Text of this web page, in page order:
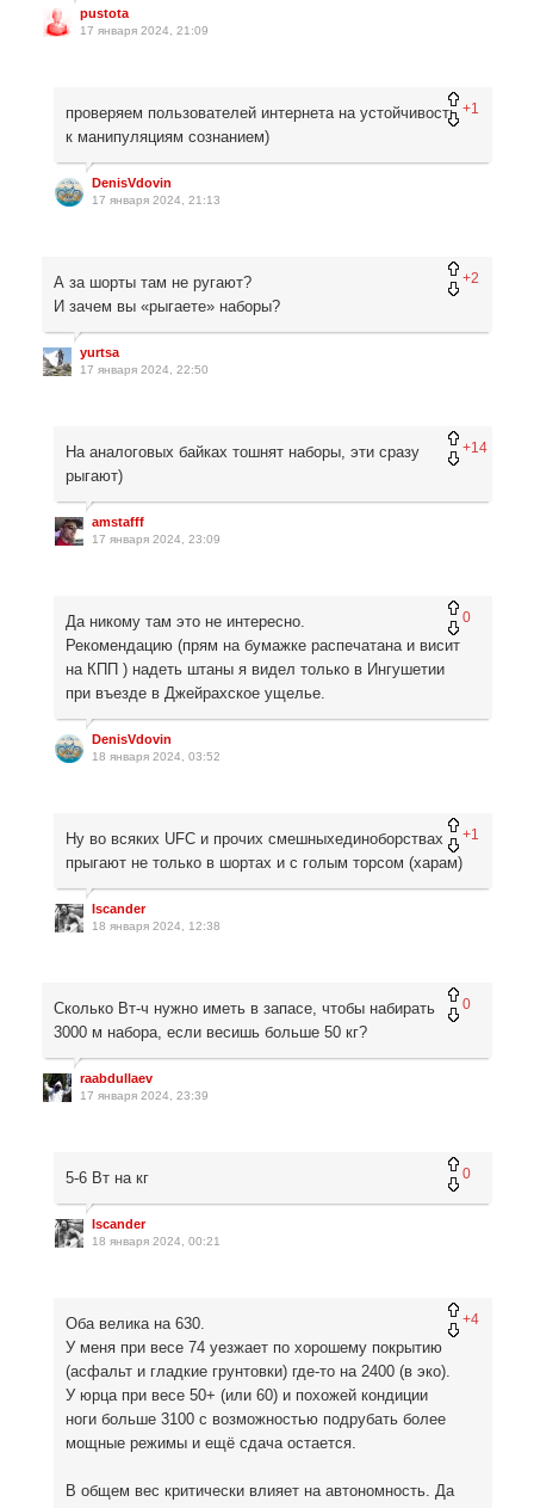
pustota
17 января 2024, 21:09
+1
проверяем пользователей интернета на устойчивость
к манипуляциям сознанием)
DenisVdovin
17 января 2024, 21:13
+2
А за шорты там не ругают?
И зачем вы «рыгаете» наборы?
yurtsa
17 января 2024, 22:50
+14
На аналоговых байках тошнят наборы, эти сразу
рыгают)
amstafff
17 января 2024, 23:09
0
Да никому там это не интересно.
Рекомендацию (прям на бумажке распечатана и висит
на КПП ) надеть штаны я видел только в Ингушетии
при въезде в Джейрахское ущелье.
DenisVdovin
18 января 2024, 03:52
+1
Ну во всяких UFC и прочих смешныхединоборствах
прыгают не только в шортах и с голым торсом (харам)
Iscander
18 января 2024, 12:38
0
Сколько Вт-ч нужно иметь в запасе, чтобы набирать
3000 м набора, если весишь больше 50 кг?
raabdullaev
17 января 2024, 23:39
0
5-6 Вт на кг
Iscander
18 января 2024, 00:21
+4
Оба велика на 630.
У меня при весе 74 уезжает по хорошему покрытию
(асфальт и гладкие грунтовки) где-то на 2400 (в эко).
У юрца при весе 50+ (или 60) и похожей кондиции
ноги больше 3100 с возможностью подрубать более
мощные режимы и ещё сдача остается.
В общем вес критически влияет на автономность. Да